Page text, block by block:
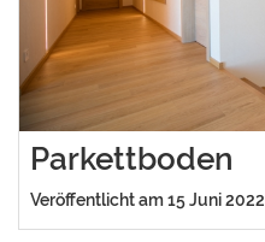
Parkettboden
Veröffentlicht am 15 Juni 2022